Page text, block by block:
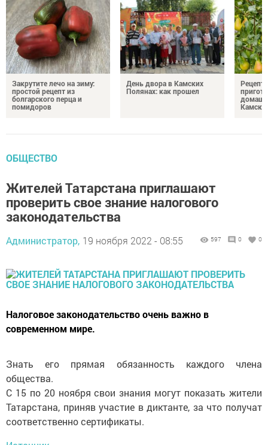
Закрутите лечо на зиму:
простой рецепт из
болгарского перца и
помидоров
День двора в Камских
Полянах: как прошел
ОБЩЕСТВО
Жителей Татарстана приглашают
проверить свое знание налогового
законодательства
Администратор, 19 ноября 2022 - 08:55 597 0 0
Налоговое законодательство очень важно в
современном мире.
Знать его прямая обязанность каждого члена
общества.
С 15 по 20 ноября свои знания могут показать жители
Татарстана, приняв участие в диктанте, за что получат
соответственно сертификаты.